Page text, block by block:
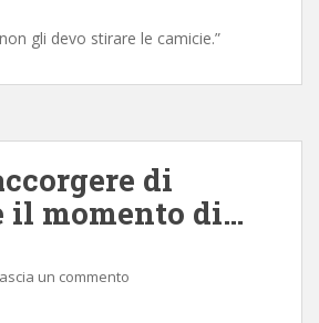
gli devo stirare le camicie.”
di
il momento di…
un commento